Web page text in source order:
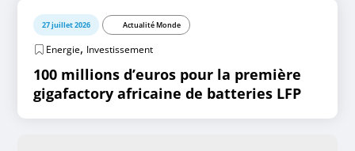
27 juillet 2026 Actualité Monde
Energie, Investissement
100 millions d’euros pour la première
gigafactory africaine de batteries LFP